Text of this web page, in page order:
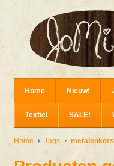
Home Nieuw!
Textiel SALE!
Home Tags